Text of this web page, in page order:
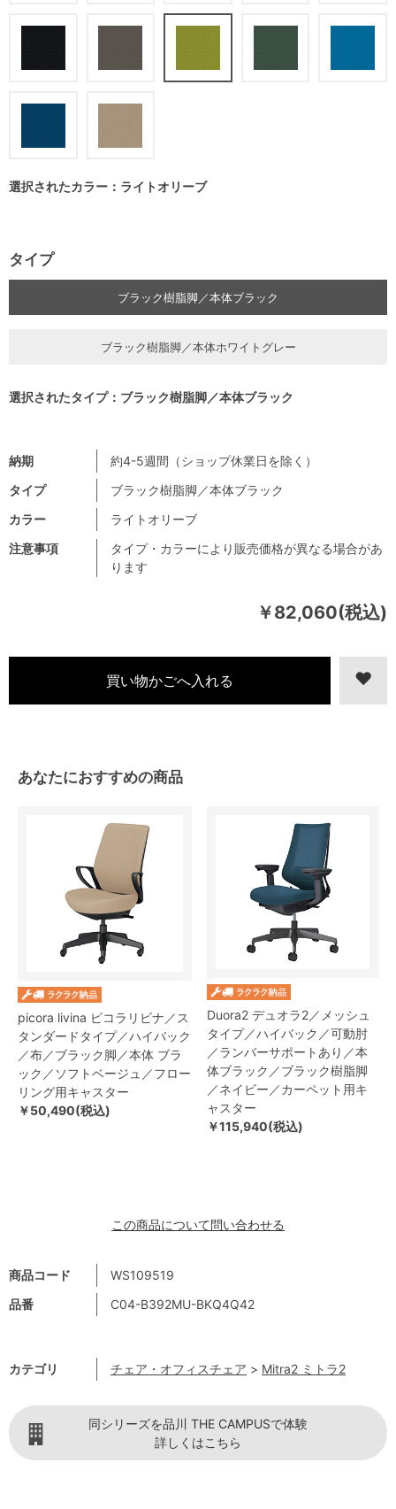
￥82,060(税込)
商品コード
WS109519
品番
C04-B392MU-BKQ4Q42
カテゴリ チェア・オフィスチェア > Mitra2 ミトラ2
注意事項
タイプ・カラーにより販売価格が異なる場合があ
ります
納期
約4-5週間（ショップ休業日を除く）
タイプ
ブラック樹脂脚／本体ブラック
カラー
ライトオリーブ
選択されたカラー：ライトオリーブ
タイプ
ブラック樹脂脚／本体ブラック
ブラック樹脂脚／本体ホワイトグレー
選択されたタイプ：ブラック樹脂脚／本体ブラック
あなたにおすすめの商品
picora livina ピコラリビナ／ス
タンダードタイプ／ハイバック
／布／ブラック脚／本体 ブラ
ック／ソフトベージュ／フロー
リング用キャスター
￥50,490(税込)
Duora2 デュオラ2／メッシュ
タイプ／ハイバック／可動肘
／ランバーサポートあり／本
体ブラック／ブラック樹脂脚
／ネイビー／カーペット用キ
ャスター
￥115,940(税込)
この商品について問い合わせる
同シリーズを品川 THE CAMPUSで体験
詳しくはこちら